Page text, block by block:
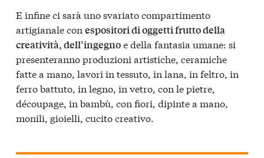
E infine ci sarà uno svariato compartimento
artigianale con espositori di oggetti frutto della
creatività, dell’ingegnoe della fantasia umane: si
presenteranno produzioni artistiche, ceramiche
fatte a mano, lavori in tessuto, in lana, in feltro, in
ferro battuto, in legno, in vetro, con le pietre,
découpage, in bambù, con fiori, dipinte a mano,
monili, gioielli, cucito creativo.